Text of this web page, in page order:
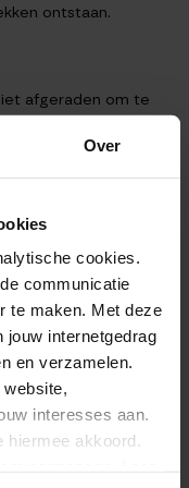
Over
cookies.
communicatie
te maken. Met deze
jouw internetgedrag
en verzamelen.
interesses aan.
hiermee akkoord.
ontstaan.
afgeraden om te
in deze tijd voor
hierbij blauwe
gevallen voor
slijtage door